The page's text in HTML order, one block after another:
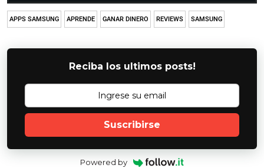
APPS SAMSUNG APRENDE GANAR DINERO REVIEWS SAMSUNG
Reciba los ultimos posts!
Suscribirse
Powered by